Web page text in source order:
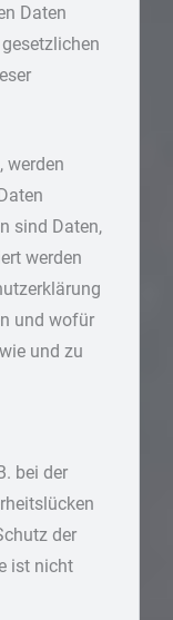
Daten
werden
sind Daten,
werden
und wofür
und zu
bei der
der
ist nicht